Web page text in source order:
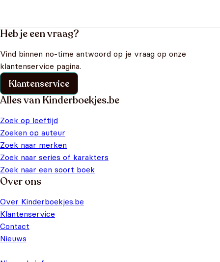
Heb je een vraag?
Vind binnen no-time antwoord op je vraag op onze
klantenservice pagina.
Klantenservice
Alles van Kinderboekjes.be
Zoek op leeftijd
Zoeken op auteur
Zoek naar merken
Zoek naar series of karakters
Zoek naar een soort boek
Over ons
Over Kinderboekjes.be
Klantenservice
Contact
Nieuws